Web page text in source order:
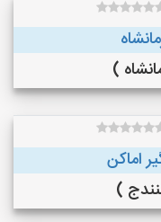
اماکن